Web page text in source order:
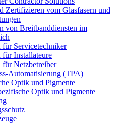
Zertifizieren vom Glasfasern und
von Breitbanddiensten im
für Servicetechniker
für Installateure
für Netzbetreiber
Automatisierung (TPA)
Optik und Pigmente
Optik und Pigmente